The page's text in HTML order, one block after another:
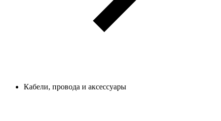
Кабели, провода и аксессуары